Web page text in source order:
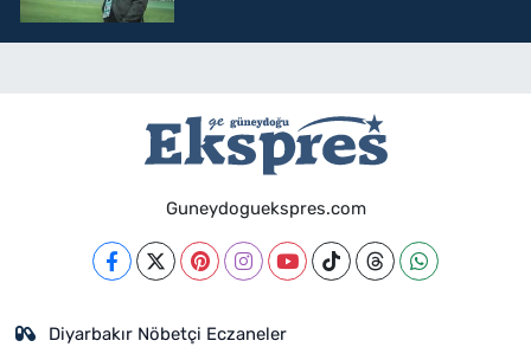
Guneydoguekspres.com
Diyarbakır Nöbetçi Eczaneler